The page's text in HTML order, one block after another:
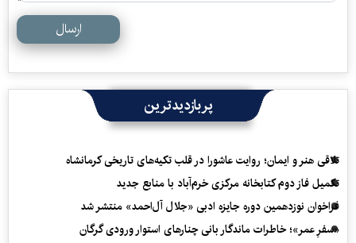
ارسال
پربازدیدترین
تلاقی هنر و ایمان؛ روایت عاشورا در قلب تکیه‌های تاریخی کرمانشاه
تکمیل فاز دوم کتابخانه مرکزی خرم‌آباد با منابع جدید
فراخوان نوزدهمین دوره جایزه ادبی «جلال آل‌احمد» منتشر شد
«سفرِ عمر»؛ خاطرات ماندگار بانی چنارهای استوار ورودی گرگان